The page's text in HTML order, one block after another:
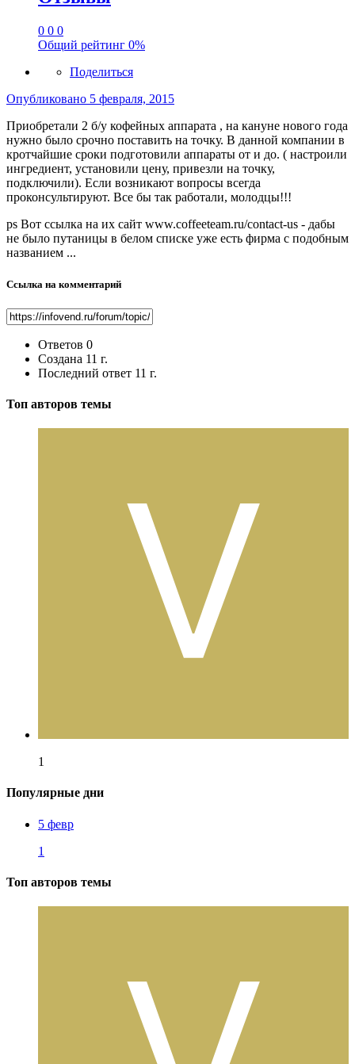
0 0 0
Общий рейтинг 0%
Поделиться
Опубликовано 5 февраля, 2015
Приобретали 2 б/у кофейных аппарата , на кануне нового года
нужно было срочно поставить на точку. В данной компании в
кротчайшие сроки подготовили аппараты от и до. ( настроили
ингредиент, установили цену, привезли на точку,
подключили). Если возникают вопросы всегда
проконсультируют. Все бы так работали, молодцы!!!
ps Вот ссылка на их сайт www.coffeeteam.ru/contact-us - дабы
не было путаницы в белом списке уже есть фирма с подобным
названием ...
Ссылка на комментарий
Ответов 0
Создана 11 г.
Последний ответ 11 г.
Топ авторов темы
1
Популярные дни
5 февр
1
Топ авторов темы